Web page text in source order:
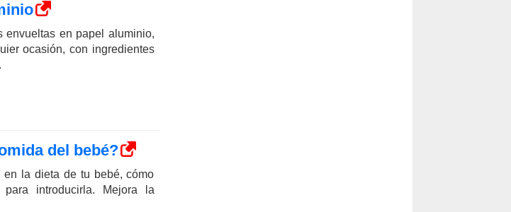
envueltas en papel aluminio,
ocasión, con ingredientes
del bebé?
la dieta de tu bebé, cómo
introducirla. Mejora la